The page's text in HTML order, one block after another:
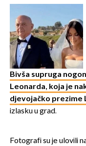
Bivša supruga
Leonarda, koja je
djevojačko prezime
izlasku u grad.
Fotografi su je ulovili